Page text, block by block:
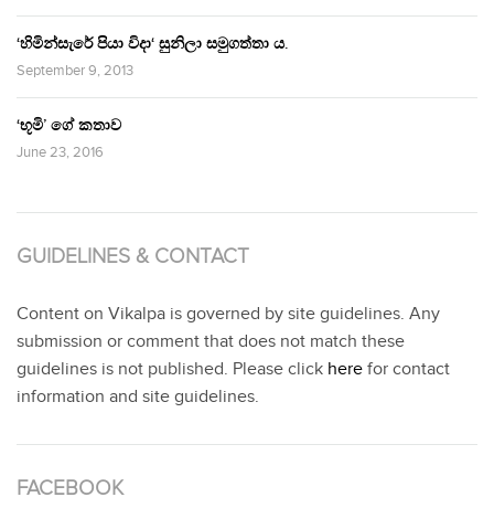
‘හිමින්සැරේ පියා විදා‘ සුනිලා සමුගත්තා ය.
September 9, 2013
‘භූමි’ ගේ කතාව
June 23, 2016
GUIDELINES & CONTACT
Content on Vikalpa is governed by site guidelines. Any
submission or comment that does not match these
guidelines is not published. Please click here for contact
information and site guidelines.
FACEBOOK